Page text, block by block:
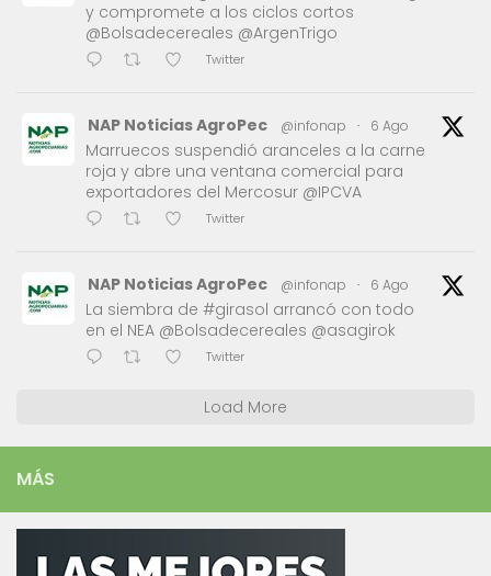
y compromete a los ciclos cortos
@Bolsadecereales @ArgenTrigo
Twitter
NAP Noticias AgroPec @infonap · 6 Ago
Marruecos suspendió aranceles a la carne
roja y abre una ventana comercial para
exportadores del Mercosur @IPCVA
Twitter
NAP Noticias AgroPec @infonap · 6 Ago
La siembra de #girasol arrancó con todo
en el NEA @Bolsadecereales @asagirok
Twitter
Load More
MÁS